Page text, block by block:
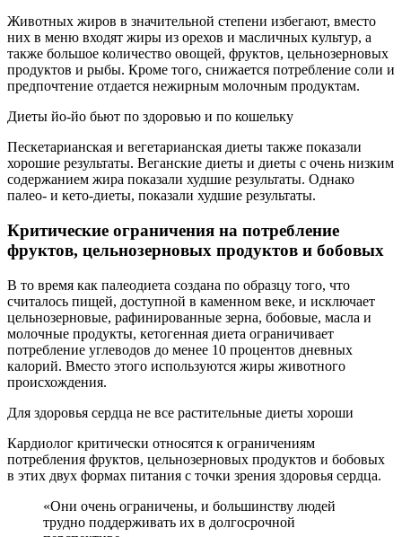
Животных жиров в значительной степени избегают, вместо
них в меню входят жиры из орехов и масличных культур, а
также большое количество овощей, фруктов, цельнозерновых
продуктов и рыбы. Кроме того, снижается потребление соли и
предпочтение отдается нежирным молочным продуктам.
Диеты йо-йо бьют по здоровью и по кошельку
Пескетарианская и вегетарианская диеты также показали
хорошие результаты. Веганские диеты и диеты с очень низким
содержанием жира показали худшие результаты. Однако
палео- и кето-диеты, показали худшие результаты.
Критические ограничения на потребление
фруктов, цельнозерновых продуктов и бобовых
В то время как палеодиета создана по образцу того, что
считалось пищей, доступной в каменном веке, и исключает
цельнозерновые, рафинированные зерна, бобовые, масла и
молочные продукты, кетогенная диета ограничивает
потребление углеводов до менее 10 процентов дневных
калорий. Вместо этого используются жиры животного
происхождения.
Для здоровья сердца не все растительные диеты хороши
Кардиолог критически относятся к ограничениям
потребления фруктов, цельнозерновых продуктов и бобовых
в этих двух формах питания с точки зрения здоровья сердца.
«Они очень ограничены, и большинству людей
трудно поддерживать их в долгосрочной